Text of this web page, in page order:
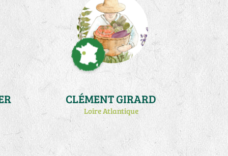
CLÉMENT GIRARD
Loire Atlantique